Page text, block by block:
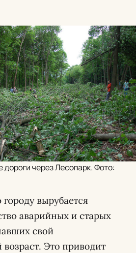
через Лесопарк. Фото:
вырубается
аварийных и старых
свой
возраст. Это приводит